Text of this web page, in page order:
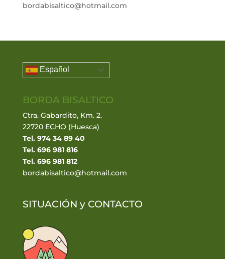
bordabisaltico@hotmail.com
Español
BORDA BISALTICO
Ctra. Gabardito, Km. 2.
22720 ECHO (Huesca)
Tel. 974 34 89 40
Tel. 696 981 816
Tel. 696 981 812
bordabisaltico@hotmail.com
SITUACIÓN y CONTACTO